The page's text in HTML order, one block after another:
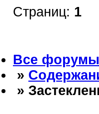
Страниц: 1
Все форумы
»
»